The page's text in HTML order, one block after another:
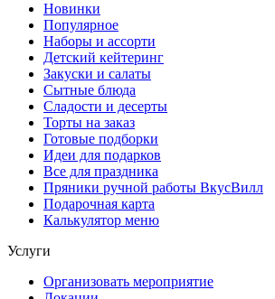
Новинки
Популярное
Наборы и ассорти
Детский кейтеринг
Закуски и салаты
Сытные блюда
Сладости и десерты
Торты на заказ
Готовые подборки
Идеи для подарков
Все для праздника
Пряники ручной работы ВкусВилл
Подарочная карта
Калькулятор меню
Услуги
Организовать мероприятие